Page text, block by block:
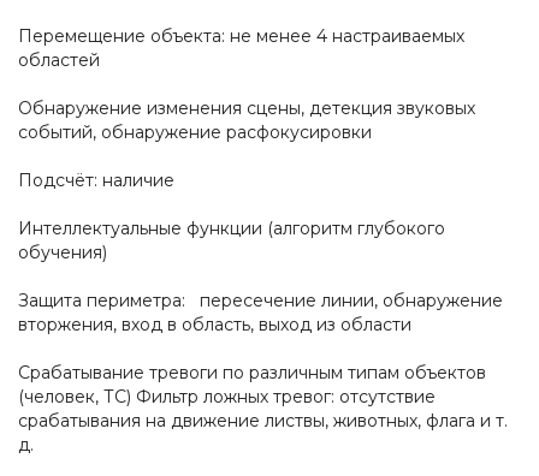
Перемещение объекта: не менее 4 настраиваемых
областей
Обнаружение изменения сцены, детекция звуковых
событий, обнаружение расфокусировки
Подсчёт: наличие
Интеллектуальные функции (алгоритм глубокого
обучения)
Защита периметра: пересечение линии, обнаружение
вторжения, вход в область, выход из области
Срабатывание тревоги по различным типам объектов
(человек, ТС) Фильтр ложных тревог: отсутствие
срабатывания на движение листвы, животных, флага и т.
д.